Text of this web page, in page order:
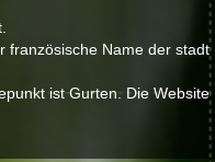
französische Name der stadt
ist Gurten. Die Website